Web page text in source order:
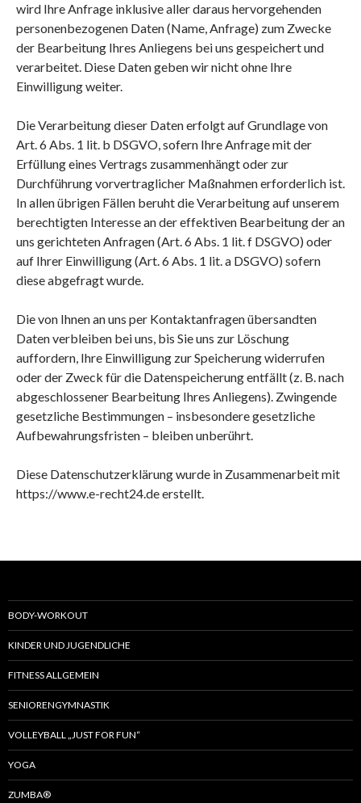
wird Ihre Anfrage inklusive aller daraus hervorgehenden
personenbezogenen Daten (Name, Anfrage) zum Zwecke
der Bearbeitung Ihres Anliegens bei uns gespeichert und
verarbeitet. Diese Daten geben wir nicht ohne Ihre
Einwilligung weiter.
Die Verarbeitung dieser Daten erfolgt auf Grundlage von
Art. 6 Abs. 1 lit. b DSGVO, sofern Ihre Anfrage mit der
Erfüllung eines Vertrags zusammenhängt oder zur
Durchführung vorvertraglicher Maßnahmen erforderlich ist.
In allen übrigen Fällen beruht die Verarbeitung auf unserem
berechtigten Interesse an der effektiven Bearbeitung der an
uns gerichteten Anfragen (Art. 6 Abs. 1 lit. f DSGVO) oder
auf Ihrer Einwilligung (Art. 6 Abs. 1 lit. a DSGVO) sofern
diese abgefragt wurde.
Die von Ihnen an uns per Kontaktanfragen übersandten
Daten verbleiben bei uns, bis Sie uns zur Löschung
auffordern, Ihre Einwilligung zur Speicherung widerrufen
oder der Zweck für die Datenspeicherung entfällt (z. B. nach
abgeschlossener Bearbeitung Ihres Anliegens). Zwingende
gesetzliche Bestimmungen – insbesondere gesetzliche
Aufbewahrungsfristen – bleiben unberührt.
Diese Datenschutzerklärung wurde in Zusammenarbeit mit
https://www.e-recht24.de erstellt.
BODY-WORKOUT
KINDER UND JUGENDLICHE
FITNESS ALLGEMEIN
SENIORENGYMNASTIK
VOLLEYBALL „JUST FOR FUN“
YOGA
ZUMBA®